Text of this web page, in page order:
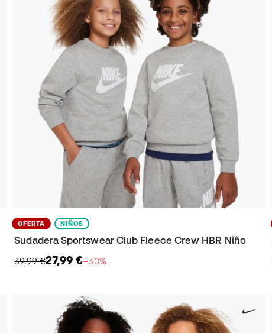
OFERTA NIÑOS
Sudadera Sportswear Club Fleece Crew HBR Niño
39,99 €27,99 €−30%